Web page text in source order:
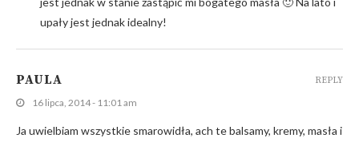
upały jest jednak idealny!
PAULA
16 lipca, 2014 - 11:01 am
Ja uwielbiam wszystkie smarowidła, ach te balsamy, kremy, masła i
REPLY